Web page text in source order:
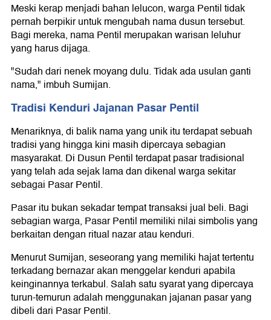
Meski kerap menjadi bahan lelucon, warga Pentil tidak
pernah berpikir untuk mengubah nama dusun tersebut.
Bagi mereka, nama Pentil merupakan warisan leluhur
yang harus dijaga.
"Sudah dari nenek moyang dulu. Tidak ada usulan ganti
nama," imbuh Sumijan.
Tradisi Kenduri Jajanan Pasar Pentil
Menariknya, di balik nama yang unik itu terdapat sebuah
tradisi yang hingga kini masih dipercaya sebagian
masyarakat. Di Dusun Pentil terdapat pasar tradisional
yang telah ada sejak lama dan dikenal warga sekitar
sebagai Pasar Pentil.
Pasar itu bukan sekadar tempat transaksi jual beli. Bagi
sebagian warga, Pasar Pentil memiliki nilai simbolis yang
berkaitan dengan ritual nazar atau kenduri.
Menurut Sumijan, seseorang yang memiliki hajat tertentu
terkadang bernazar akan menggelar kenduri apabila
keinginannya terkabul. Salah satu syarat yang dipercaya
turun-temurun adalah menggunakan jajanan pasar yang
dibeli dari Pasar Pentil.